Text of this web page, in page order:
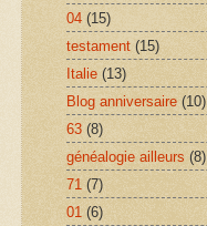
04 (15)
testament (15)
Italie (13)
Blog anniversaire (10)
63 (8)
généalogie ailleurs (8)
71 (7)
01 (6)